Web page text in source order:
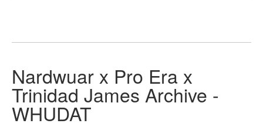
Nardwuar x Pro Era x
Trinidad James Archive -
WHUDAT